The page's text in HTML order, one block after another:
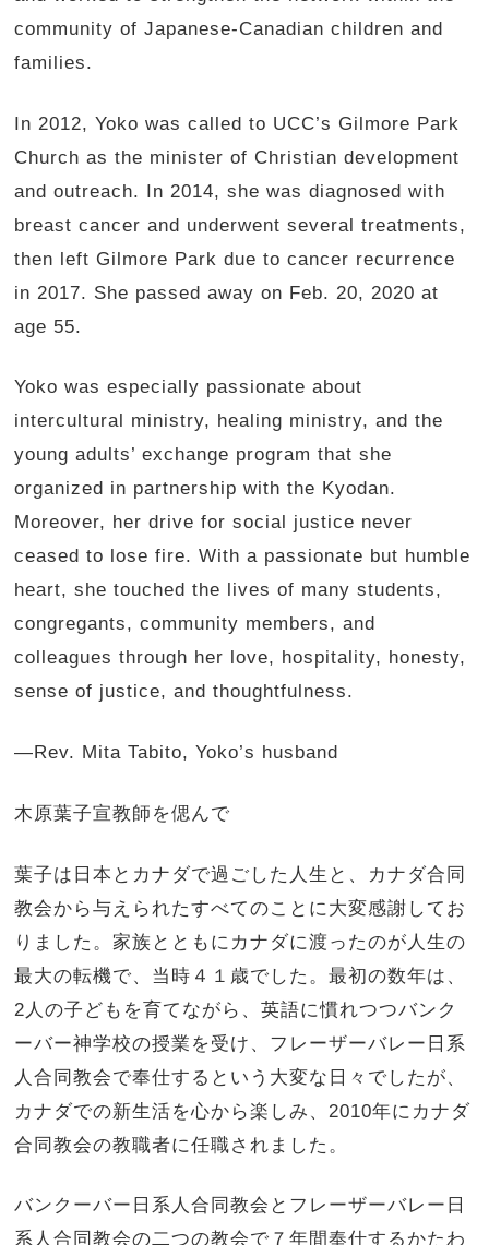
community of Japanese-Canadian children and
families.
In 2012, Yoko was called to UCC’s Gilmore Park
Church as the minister of Christian development
and outreach. In 2014, she was diagnosed with
breast cancer and underwent several treatments,
then left Gilmore Park due to cancer recurrence
in 2017. She passed away on Feb. 20, 2020 at
age 55.
Yoko was especially passionate about
intercultural ministry, healing ministry, and the
young adults’ exchange program that she
organized in partnership with the Kyodan.
Moreover, her drive for social justice never
ceased to lose fire. With a passionate but humble
heart, she touched the lives of many students,
congregants, community members, and
colleagues through her love, hospitality, honesty,
sense of justice, and thoughtfulness.
—Rev. Mita Tabito, Yoko’s husband
木原葉子宣教師を偲んで
葉子は日本とカナダで過ごした人生と、カナダ合同
教会から与えられたすべてのことに大変感謝してお
りました。家族とともにカナダに渡ったのが人生の
最大の転機で、当時４１歳でした。最初の数年は、
2人の子どもを育てながら、英語に慣れつつバンク
ーバー神学校の授業を受け、フレーザーバレー日系
人合同教会で奉仕するという大変な日々でしたが、
カナダでの新生活を心から楽しみ、2010年にカナダ
合同教会の教職者に任職されました。
バンクーバー日系人合同教会とフレーザーバレー日
系人合同教会の二つの教会で７年間奉仕するかたわ